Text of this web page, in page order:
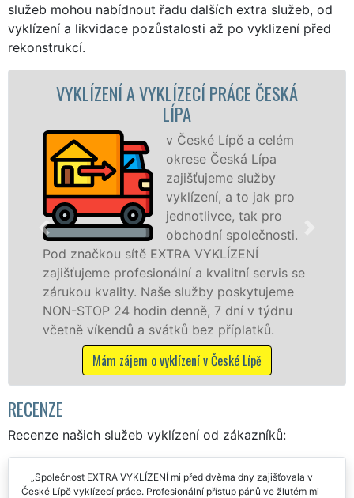
služeb mohou nabídnout řadu dalších extra služeb, od
vyklízení a likvidace pozůstalosti až po vyklizení před
rekonstrukcí.
A VYKLÍZECÍ PRÁCE ČESKÁ
v České Lípě a celém
okrese Česká Lípa
zajišťujeme služby
vyklízení, a to jak pro
jednotlivce, tak pro
obchodní společnosti.
sítě EXTRA VYKLÍZENÍ
profesionální a kvalitní servis se
kvality. Naše služby poskytujeme
24 hodin denně, 7 dní v týdnu
víkendů a svátků bez příplatků.
Mám zájem o vyklízení v České Lípě
osobám
RECENZE
Recenze našich služeb vyklízení od zákazníků:
Společnost EXTRA VYKLÍZENÍ mi před dvěma dny zajišťovala v
České Lípě vyklízecí práce. Profesionální přístup pánů ve žlutém mi